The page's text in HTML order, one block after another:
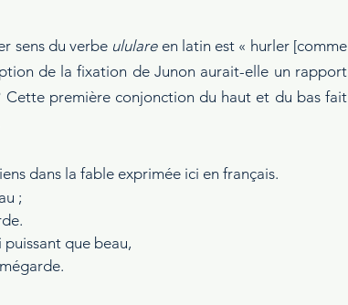
sens du verbe ululare en latin est « hurler [comme
de la fixation de Junon aurait-elle un rapport
Cette première conjonction du haut et du bas fait
dans la fable exprimée ici en français.
;
que beau,